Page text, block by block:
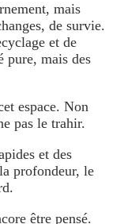
mais
de survie.
et de
pure, mais des
espace. Non
pas le trahir.
et des
profondeur, le
être pensé.